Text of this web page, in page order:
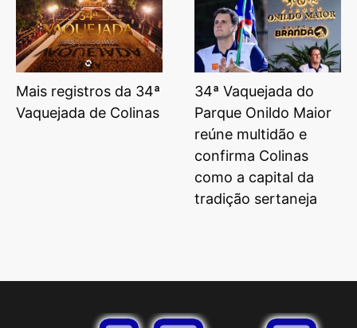
Mais registros da 34ª
Vaquejada de Colinas
34ª Vaquejada do
Parque Onildo Maior
reúne multidão e
confirma Colinas
como a capital da
tradição sertaneja